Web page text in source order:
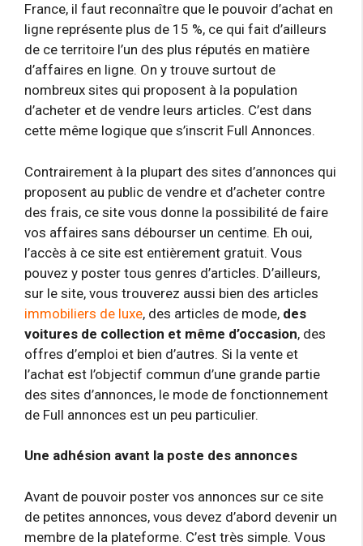
France, il faut reconnaître que le pouvoir d’achat en
ligne représente plus de 15 %, ce qui fait d’ailleurs
de ce territoire l’un des plus réputés en matière
d’affaires en ligne. On y trouve surtout de
nombreux sites qui proposent à la population
d’acheter et de vendre leurs articles. C’est dans
cette même logique que s’inscrit Full Annonces.
Contrairement à la plupart des sites d’annonces qui
proposent au public de vendre et d’acheter contre
des frais, ce site vous donne la possibilité de faire
vos affaires sans débourser un centime. Eh oui,
l’accès à ce site est entièrement gratuit. Vous
pouvez y poster tous genres d’articles. D’ailleurs,
sur le site, vous trouverez aussi bien des articles
immobiliers de luxe, des articles de mode, des
voitures de collection et même d’occasion, des
offres d’emploi et bien d’autres. Si la vente et
l’achat est l’objectif commun d’une grande partie
des sites d’annonces, le mode de fonctionnement
de Full annonces est un peu particulier.
Une adhésion avant la poste des annonces
Avant de pouvoir poster vos annonces sur ce site
de petites annonces, vous devez d’abord devenir un
membre de la plateforme. C’est très simple. Vous